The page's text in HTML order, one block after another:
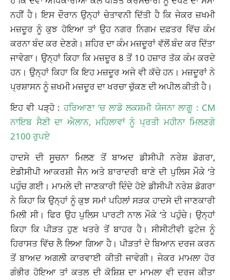
ਨਹੀਂ ਹੈ। ਇਸ ਦੌਰਾਨ ਉਨ੍ਹਾਂ ਚੇਤਾਵਨੀ ਦਿੱਤੀ ਹੈ ਕਿ ਜੇਕਰ ਜ਼ਖਮੀ
ਮਜ਼ਦੂਰ ਨੂੰ ਕੁਝ ਹੋਇਆ ਤਾਂ ਉਹ ਨਗਰ ਨਿਗਮ ਦਫ਼ਤਰ ਵਿੱਚ ਕੰਮ
ਕਰਨਾ ਬੰਦ ਕਰ ਦੇਣਗੇ। ਸ਼ਹਿਰ ਦਾ ਕੰਮ ਮਜ਼ਦੂਰਾਂ ਵੱਲੋਂ ਬੰਦ ਕਰ ਦਿੱਤਾ
ਜਾਵੇਗਾ। ਉਨ੍ਹਾਂ ਕਿਹਾ ਕਿ ਮਜ਼ਦੂਰ 8 ਤੋਂ 10 ਹਜ਼ਾਰ ਤੱਕ ਕੰਮ ਕਰਦੇ
ਹਨ। ਉਨ੍ਹਾਂ ਕਿਹਾ ਕਿ ਇਹ ਮਜ਼ਦੂਰ ਅਜੇ ਵੀ ਕੱਚੇ ਹਨ। ਮਜ਼ਦੂਰਾਂ ਨੇ
ਪ੍ਰਸ਼ਾਸਨ ਨੂੰ ਜ਼ਖਮੀ ਮਜ਼ਦੂਰ ਦਾ ਖਰਚਾ ਚੁੱਕਣ ਦੀ ਅਪੀਲ ਕੀਤੀ ਹੈ।
ਇਹ ਵੀ ਪੜ੍ਹੋ :ਹਰਿਆਣਾ ‘ਚ ਲਾਡੋ ਲਕਸ਼ਮੀ ਯੋਜਨਾ ਲਾਗੂ : CM
ਨਾਇਬ ਸੈਣੀ ਦਾ ਐਲਾਨ, ਮਹਿਲਾਵਾਂ ਨੂੰ ਪ੍ਰਤੀ ਮਹੀਨਾ ਮਿਲਣਗੇ
2100 ਰੁਪਏ
ਹਾਦਸੇ ਦੀ ਸੂਚਨਾ ਮਿਲਣ ਤੋਂ ਬਾਅਦ ਡੀਸੀਪੀ ਨਰੇਸ਼ ਡੋਗਰਾ,
ਏਡੀਸੀਪੀ ਆਕਰਸ਼ੀ ਜੈਨ ਅਤੇ ਬਾਰਾਦਰੀ ਥਾਣੇ ਦੀ ਪੁਲਿਸ ਮੌਕੇ ‘ਤੇ
ਪਹੁੰਚ ਗਈ। ਮਾਮਲੇ ਦੀ ਜਾਣਕਾਰੀ ਦਿੰਦੇ ਹੋਏ ਡੀਸੀਪੀ ਨਰੇਸ਼ ਡੋਗਰਾ
ਨੇ ਕਿਹਾ ਕਿ ਉਨ੍ਹਾਂ ਨੂੰ ਕੁਝ ਸਮਾਂ ਪਹਿਲਾਂ ਸੜਕ ਹਾਦਸੇ ਦੀ ਜਾਣਕਾਰੀ
ਮਿਲੀ ਸੀ। ਫਿਰ ਉਹ ਪੁਲਿਸ ਪਾਰਟੀ ਨਾਲ ਮੌਕੇ ‘ਤੇ ਪਹੁੰਚੇ। ਉਨ੍ਹਾਂ
ਕਿਹਾ ਕਿ ਪੀੜਤ ਹੁਣ ਖਤਰੇ ਤੋਂ ਬਾਹਰ ਹੈ। ਸੀਸੀਟੀਵੀ ਫੁਟੇਜ ਨੂੰ
ਹਿਰਾਸਤ ਵਿੱਚ ਲੈ ਲਿਆ ਗਿਆ ਹੈ। ਪੀੜਤਾਂ ਦੇ ਬਿਆਨ ਦਰਜ ਕਰਨ
ਤੋਂ ਬਾਅਦ ਅਗਲੀ ਕਾਰਵਾਈ ਕੀਤੀ ਜਾਵੇਗੀ। ਜੇਕਰ ਮਾਮਲਾ ਹੋਰ
ਗੰਭੀਰ ਹੋਇਆ ਤਾਂ ਕਤਲ ਦੀ ਕੋਸ਼ਿਸ਼ ਦਾ ਮਾਮਲਾ ਵੀ ਦਰਜ ਕੀਤਾ